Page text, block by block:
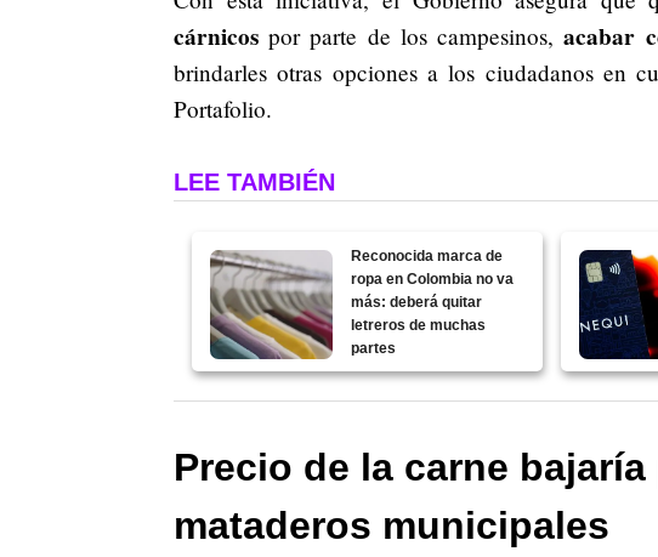
cárnicos por parte de los campesinos,acabar
brindarles otras opciones a los ciudadanos en
Portafolio.
LEE TAMBIÉN
Reconocida marca de
ropa en Colombia no va
más: deberá quitar
letreros de muchas
partes
Precio de la carne
mataderos municipales